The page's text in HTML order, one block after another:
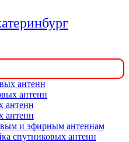
антенн
антенн
антенн
антенн
и эфирным антеннам
спутниковых антенн